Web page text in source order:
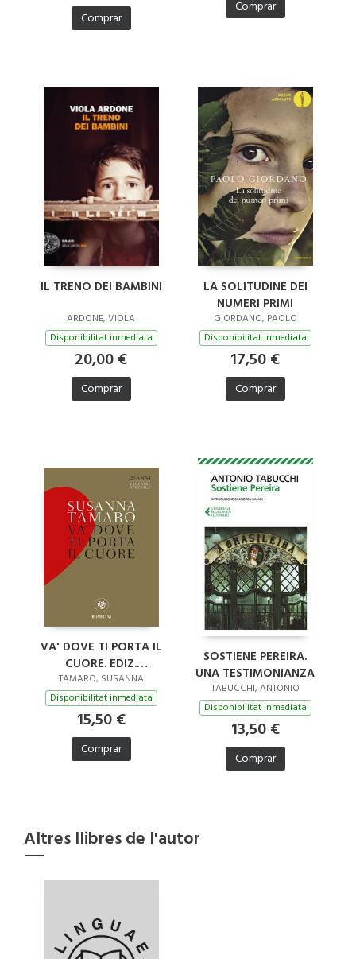
Comprar
Comprar
IL TRENO DEI BAMBINI
ARDONE, VIOLA
Disponibilitat inmediata
20,00 €
Comprar
LA SOLITUDINE DEI
NUMERI PRIMI
GIORDANO, PAOLO
Disponibilitat inmediata
17,50 €
Comprar
VA' DOVE TI PORTA IL
CUORE. EDIZ.
SPECIALE
TAMARO, SUSANNA
Disponibilitat inmediata
15,50 €
Comprar
SOSTIENE PEREIRA.
UNA TESTIMONIANZA
TABUCCHI, ANTONIO
Disponibilitat inmediata
13,50 €
Comprar
Altres llibres de l'autor